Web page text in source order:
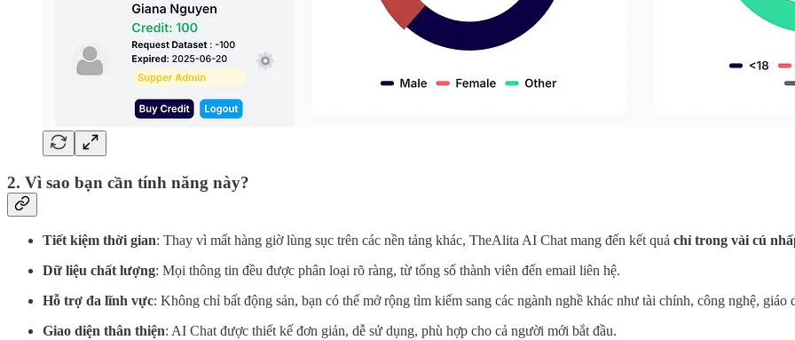
2. Vì sao bạn cần tính năng này?
Tiết kiệm thời gian: Thay vì mất hàng giờ lùng sục trên các nền tảng khác, TheAlita AI Chat mang đến kết quả chỉ trong vài cú
Dữ liệu chất lượng: Mọi thông tin đều được phân loại rõ ràng, từ tổng số thành viên đến email liên hệ.
Hỗ trợ đa lĩnh vực: Không chỉ bất động sản, bạn có thể mở rộng tìm kiếm sang các ngành nghề khác như tài chính, công nghệ,
Giao diện thân thiện: AI Chat được thiết kế đơn giản, dễ sử dụng, phù hợp cho cả người mới bắt đầu.